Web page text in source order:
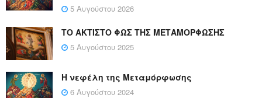
5 Αυγούστου 2026
ΤΟ ΑΚΤΙΣΤΟ ΦΩΣ ΤΗΣ ΜΕΤΑΜΟΡΦΩΣΗΣ
5 Αυγούστου 2025
Η νεφέλη της Μεταμόρφωσης
6 Αυγούστου 2024